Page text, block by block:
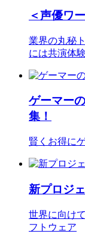
＜声優ワ
業界の丸秘
には共演体
ゲーマー
集！
賢くお得に
新プロジ
世界に向け
フトウェア